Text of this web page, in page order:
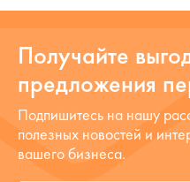
Получайте
предложения
Подпишитесь на нашу
полезных новостей и
вашего бизнеса.